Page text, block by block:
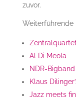
zuvor.
Weiterführende
Al Di Meola
NDR-Bigband
Klaus
Jazz meets